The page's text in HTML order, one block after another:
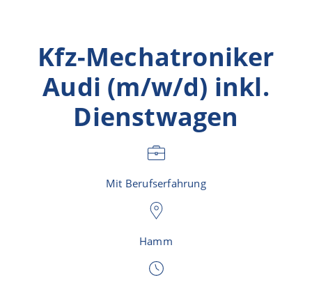
Kfz-Mechatroniker
Audi (m/w/d) inkl.
Dienstwagen
Mit Berufserfahrung
Hamm